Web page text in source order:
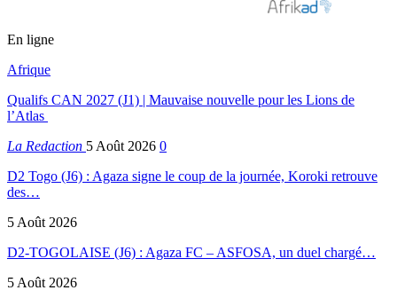
En ligne
Afrique
Qualifs CAN 2027 (J1) | Mauvaise nouvelle pour les Lions de
l’Atlas
La Redaction 5 Août 2026 0
D2 Togo (J6) : Agaza signe le coup de la journée, Koroki retrouve
des…
5 Août 2026
D2-TOGOLAISE (J6) : Agaza FC – ASFOSA, un duel chargé…
5 Août 2026